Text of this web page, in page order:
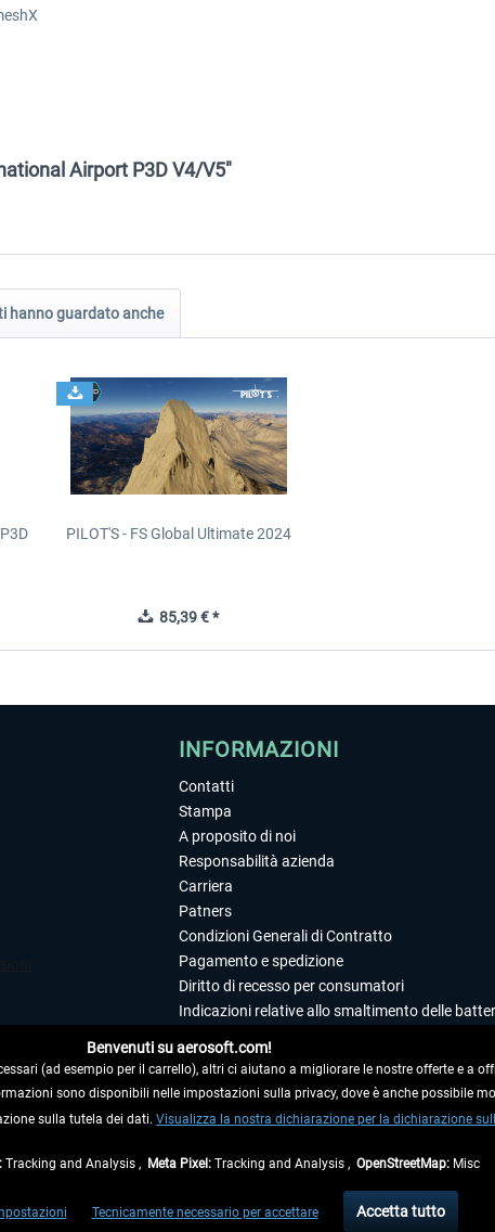
Airport P3D V4/V5"
hanno guardato anche
PILOT'S - FS Global Ultimate 2024
85,39 € *
INFORMAZIONI
Contatti
Stampa
A proposito di noi
Responsabilità azienda
Carriera
Patners
Condizioni Generali di Contratto
Pagamento e spedizione
Diritto di recesso per consumatori
Indicazioni relative allo smaltimento delle
Editoriale
ed eventualmente le spese di spedizione, se non
Germania, i tempi di consegna per le altre nazioni sono disponibili nelle
Benvenuti su aerosoft.com!
(ad esempio per il carrello), altri ci aiutano a migliorare le nostre offerte e a
sono disponibili nelle impostazioni sulla privacy, dove è anche possibile
sulla tutela dei dati. Visualizza la nostra dichiarazione per la dichiarazione
Tracking and Analysis , Meta Pixel: Tracking and Analysis , OpenStreetMap: Misc
Tecnicamente necessario per accettare Accetta tutto